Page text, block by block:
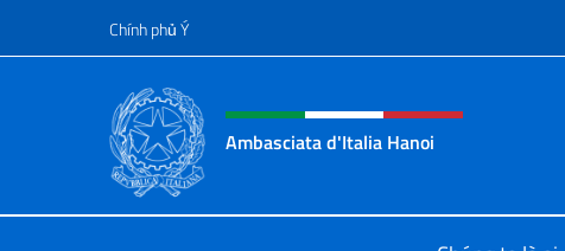
Chuyến đến nội dung
Chính phủ Ý
Header, social and menu of
Ambasciata d'Italia Hanoi